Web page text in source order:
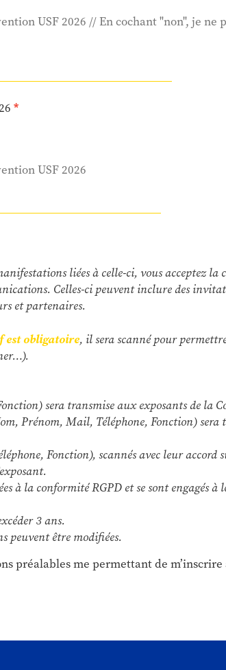
USF 2026 // En cochant "non", je ne
USF 2026
liées à celle-ci, vous acceptez la
Celles-ci peuvent inclure des
et partenaires.
est obligatoire, il sera scanné pour
sera transmise aux exposants de la
Prénom, Mail, Téléphone, Fonction) sera
Fonction), scannés avec leur accord
à la conformité RGPD et se sont engagés à
3 ans.
peuvent être modifiées.
préalables me permettant de m’inscrire